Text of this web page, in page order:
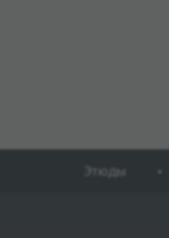
Этюды